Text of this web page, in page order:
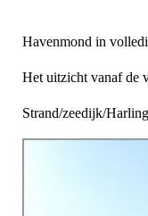
Havenmond in
Het uitzicht vanaf de
Strand/zeedijk/